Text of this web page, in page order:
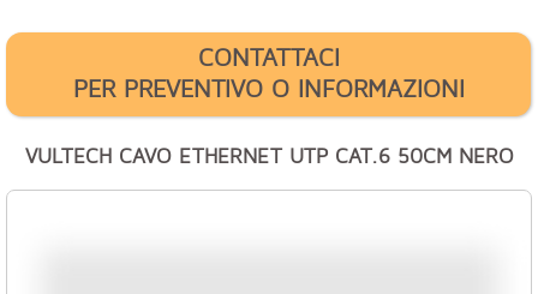
CONTATTACI
PER PREVENTIVO O INFORMAZIONI
VULTECH CAVO ETHERNET UTP CAT.6 50CM NERO